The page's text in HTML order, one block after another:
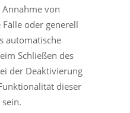
von
oder generell
automatische
Schließen des
der Deaktivierung
dieser